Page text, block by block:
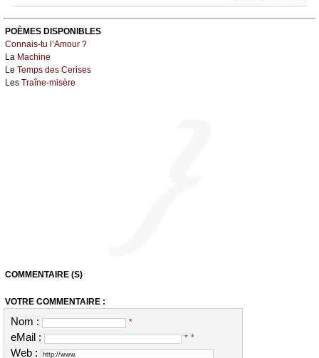
POÈMES DISPONIBLES
Connais-tu l’Amour ?
La Machine
Le Temps des Cerises
Les Traîne-misère
COMMENTAIRE (S)
VOTRE COMMENTAIRE :
Nom : *
eMail : * *
Web :